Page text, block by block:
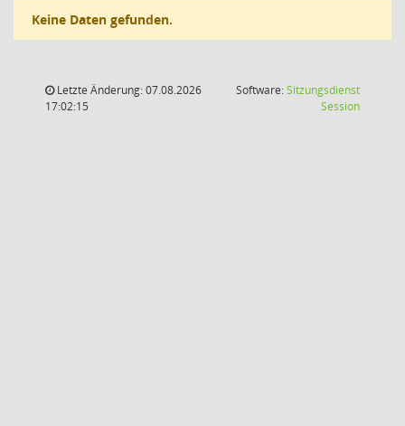
Keine Daten gefunden.
Letzte Änderung: 07.08.2026
17:02:15
Software:Sitzungsdienst
Session(Wird in